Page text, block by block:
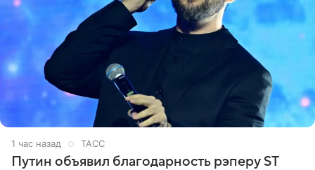
1 час назад ТАСС
Путин объявил благодарность рэперу ST